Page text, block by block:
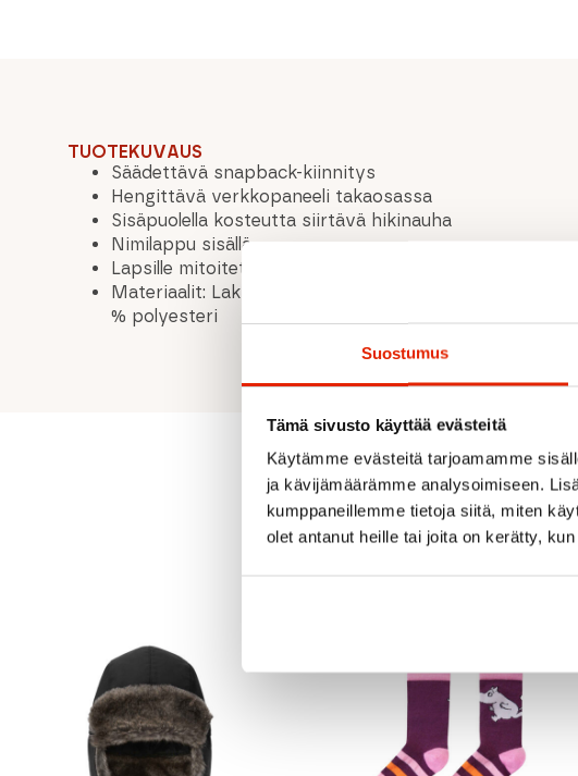
Suostumus
Tämä sivusto käyttää evästeitä
Käytämme evästeitä tarjoamamme
ja kävijämäärämme analysoimiseen.
kumppaneillemme tietoja siitä, miten
olet antanut heille tai joita on kerätty,
TUOTEKUVAUS
Säädettävä snapback-kiinnitys
Hengittävä verkkopaneeli takaosassa
Sisäpuolella kosteutta siirtävä hikinauha
Nimilappu sisällä
Lapsille mitoitettu koko (51–56 cm päänympärys)
Materiaalit: Lakki: 100 % polyesteri, Lippa: 100 %
% polyesteri